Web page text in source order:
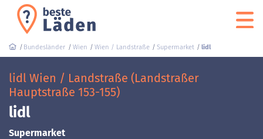
Bundesländer Wien Wien / Landstraße Supermarket lidl
lidl Wien / Landstraße (Landstraßer
Hauptstraße 153-155)
lidl
Supermarket